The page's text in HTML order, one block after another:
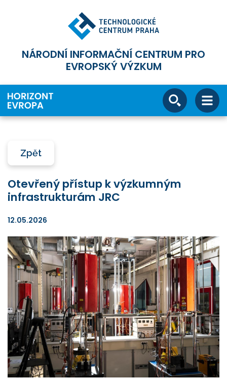
NÁRODNÍ INFORMAČNÍ CENTRUM PRO
EVROPSKÝ VÝZKUM
Zpět
Otevřený přístup k výzkumným
infrastrukturám JRC
12.05.2026